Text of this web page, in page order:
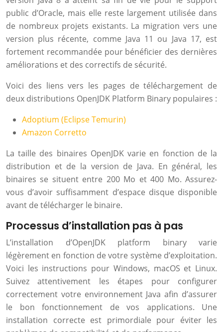
public d’Oracle, mais elle reste largement utilisée dans
de nombreux projets existants. La migration vers une
version plus récente, comme Java 11 ou Java 17, est
fortement recommandée pour bénéficier des dernières
améliorations et des correctifs de sécurité.
Voici des liens vers les pages de téléchargement de
deux distributions OpenJDK Platform Binary populaires :
Adoptium (Eclipse Temurin)
Amazon Corretto
La taille des binaires OpenJDK varie en fonction de la
distribution et de la version de Java. En général, les
binaires se situent entre 200 Mo et 400 Mo. Assurez-
vous d’avoir suffisamment d’espace disque disponible
avant de télécharger le binaire.
Processus d’installation pas à pas
L’installation d’OpenJDK platform binary varie
légèrement en fonction de votre système d’exploitation.
Voici les instructions pour Windows, macOS et Linux.
Suivez attentivement les étapes pour configurer
correctement votre environnement Java afin d’assurer
le bon fonctionnement de vos applications. Une
installation correcte est primordiale pour éviter les